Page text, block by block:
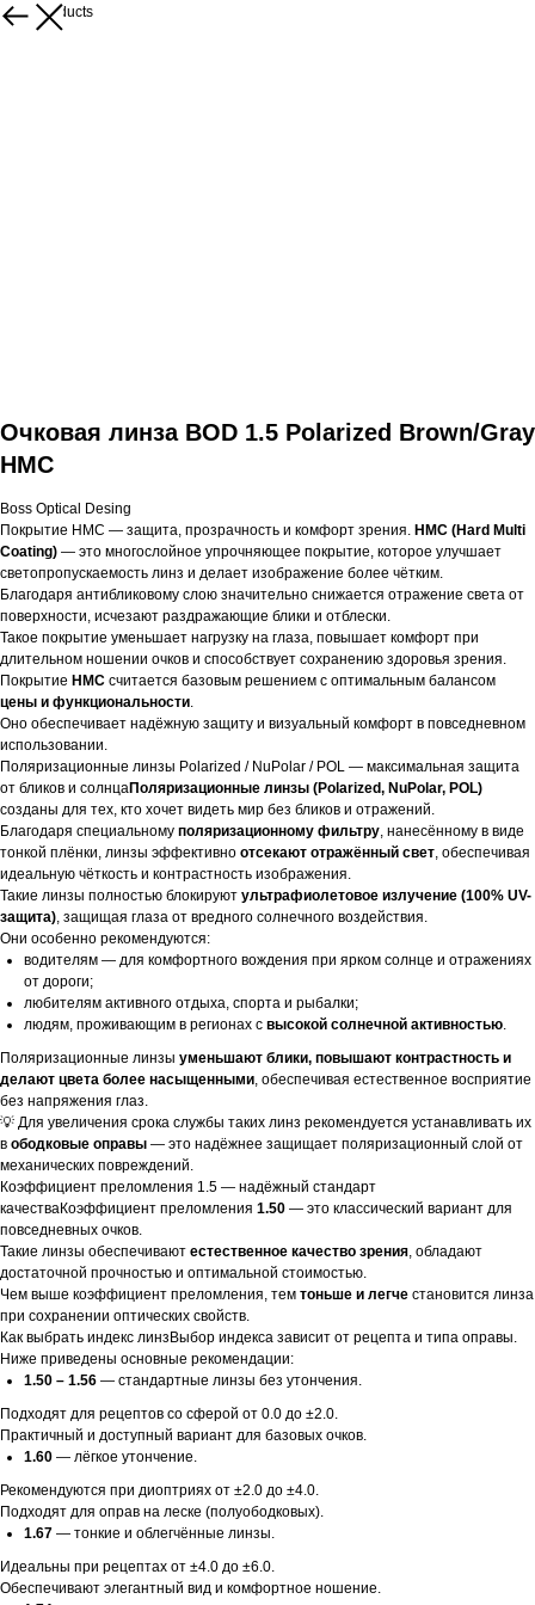
More products
Очковая линза BOD 1.5 Polarized Brown/Gray
HMC
Boss Optical Desing
Покрытие HMC — защита, прозрачность и комфорт зрения. HMC (Hard Multi
Coating) — это многослойное упрочняющее покрытие, которое улучшает
светопропускаемость линз и делает изображение более чётким.
Благодаря антибликовому слою значительно снижается отражение света от
поверхности, исчезают раздражающие блики и отблески.
Такое покрытие уменьшает нагрузку на глаза, повышает комфорт при
длительном ношении очков и способствует сохранению здоровья зрения.
Покрытие HMC считается базовым решением с оптимальным балансом
цены и функциональности
Оно обеспечивает надёжную защиту и визуальный комфорт в повседневном
использовании.
Поляризационные линзы Polarized / NuPolar / POL — максимальная защита
от бликов и солнцаПоляризационные линзы (Polarized, NuPolar, POL)
созданы для тех, кто хочет видеть мир без бликов и отражений.
Благодаря специальному поляризационному фильтру , нанесённому в виде
тонкой плёнки, линзы эффективно отсекают отражённый свет , обеспечивая
идеальную чёткость и контрастность изображения.
Такие линзы полностью блокируют ультрафиолетовое излучение (100% UV-
защита) , защищая глаза от вредного солнечного воздействия.
Они особенно рекомендуются:
водителям — для комфортного вождения при ярком солнце и отражениях
от дороги;
любителям активного отдыха, спорта и рыбалки;
людям, проживающим в регионах с высокой солнечной активностью
Поляризационные линзы уменьшают блики, повышают контрастность и
делают цвета более насыщенными , обеспечивая естественное восприятие
без напряжения глаз.
💡 Для увеличения срока службы таких линз рекомендуется устанавливать их
в ободковые оправы — это надёжнее защищает поляризационный слой от
механических повреждений.
Коэффициент преломления 1.5 — надёжный стандарт
качестваКоэффициент преломления 1.50 — это классический вариант для
повседневных очков.
Такие линзы обеспечивают естественное качество зрения , обладают
достаточной прочностью и оптимальной стоимостью.
Чем выше коэффициент преломления, тем тоньше и легче становится линза
при сохранении оптических свойств.
Как выбрать индекс линзВыбор индекса зависит от рецепта и типа оправы.
Ниже приведены основные рекомендации:
1.50 – 1.56 — стандартные линзы без утончения.
Подходят для рецептов со сферой от 0.0 до ±2.0.
Практичный и доступный вариант для базовых очков.
1.60 — лёгкое утончение.
Рекомендуются при диоптриях от ±2.0 до ±4.0.
Подходят для оправ на леске (полуободковых).
1.67 — тонкие и облегчённые линзы.
Идеальны при рецептах от ±4.0 до ±6.0.
Обеспечивают элегантный вид и комфортное ношение.